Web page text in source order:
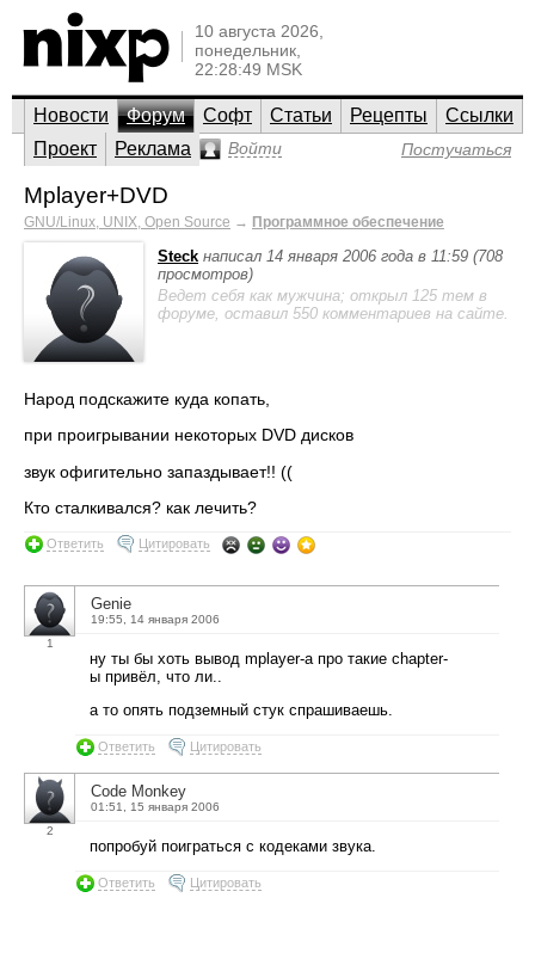
10 августа 2026,
понедельник,
22:28:49 MSK
Новости Форум Софт Статьи Рецепты
Ссылки
Проект
Реклама Войти Постучаться
Mplayer+DVD
GNU/Linux, UNIX, Open Source → Программное обеспечение
Steck написал 14 января 2006 года в 11:59 (708
просмотров)
Ведет себя как мужчина; открыл 125 тем в
форуме, оставил 550 комментариев на сайте.
Народ подскажите куда копать,
при проигрывании некоторых DVD дисков
звук офигительно запаздывает!! ((
Кто сталкивался? как лечить?
Ответить Цитировать
1
Genie
19:55, 14 января 2006
ну ты бы хоть вывод mplayer-а про такие chapter-
ы привёл, что ли..
а то опять подземный стук спрашиваешь.
Ответить Цитировать
2
Code Monkey
01:51, 15 января 2006
попробуй поиграться с кодеками звука.
Ответить Цитировать